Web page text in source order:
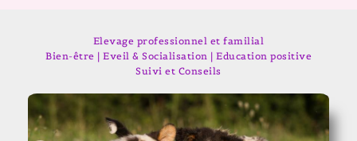
Elevage professionnel et familial
Bien-être | Eveil & Socialisation | Education positive
Suivi et Conseils